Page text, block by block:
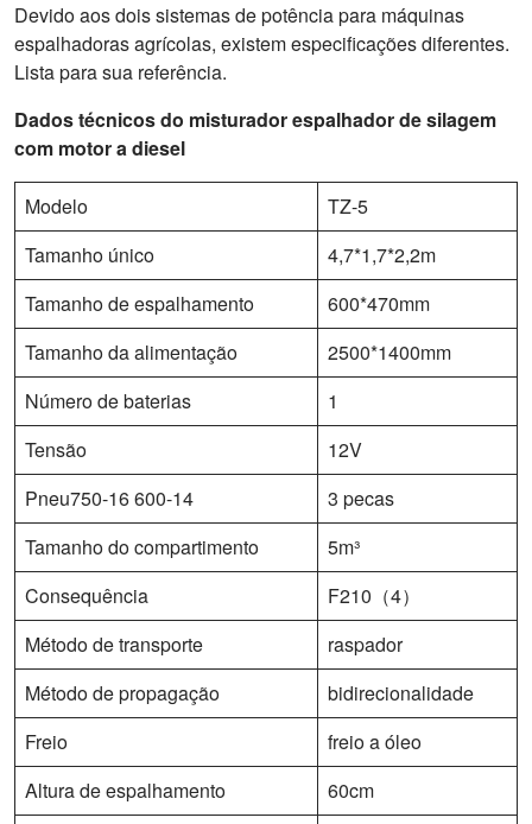
Devido aos dois sistemas de potência para máquinas
espalhadoras agrícolas, existem especificações diferentes.
Lista para sua referência.
Dados técnicos do misturador espalhador de silagem
com motor a diesel
Modelo
TZ-5
Tamanho único
4,7*1,7*2,2m
Tamanho de espalhamento
600*470mm
Tamanho da alimentação
2500*1400mm
Número de baterias
1
Tensão
12V
Pneu750-16 600-14
3 pecas
Tamanho do compartimento
5m³
Consequência
F210（4）
Método de transporte
raspador
Método de propagação
bidirecionalidade
Freio
freio a óleo
Altura de espalhamento
60cm